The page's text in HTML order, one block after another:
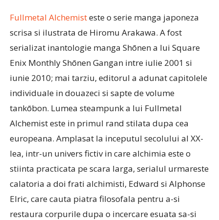
Fullmetal Alchemisteste o serie manga japoneza
scrisa si ilustrata de Hiromu Arakawa. A fost
serializat inantologie manga Shōnen a lui Square
Enix Monthly Shōnen Gangan intre iulie 2001 si
iunie 2010; mai tarziu, editorul a adunat capitolele
individuale in douazeci si sapte de volume
tankōbon. Lumea steampunk a lui Fullmetal
Alchemist este in primul rand stilata dupa cea
europeana. Amplasat la inceputul secolului al XX-
lea, intr-un univers fictiv in care alchimia este o
stiinta practicata pe scara larga, serialul urmareste
calatoria a doi frati alchimisti, Edward si Alphonse
Elric, care cauta piatra filosofala pentru a-si
restaura corpurile dupa o incercare esuata sa-si